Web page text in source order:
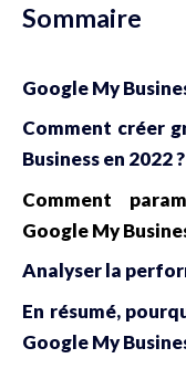
Sommaire
Google My
Comment créer
Business en 2022 ?
Comment
Google My
Analyser la
En résumé,
Google My